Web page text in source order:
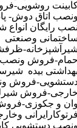
روشویی-
ونصب اتاق دوش-
نصب رایگان انواع
ساختمانی وصنعتی
شیرآشپزخانه-
حمام-فروش ونصب
بهداشتی بیده
فروش
خارجی-فروش
وان و جکوزی-
فرتوکارایرانی
ونصب دستشویی